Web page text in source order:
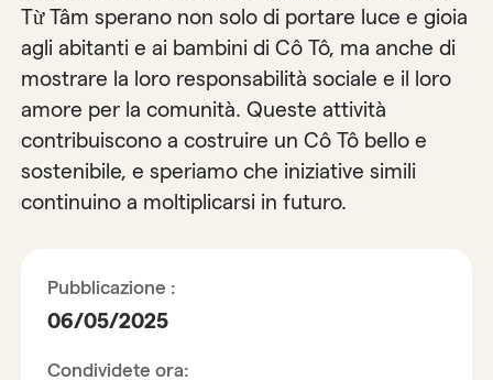
Từ Tâm sperano non solo di portare luce e gioia
agli abitanti e ai bambini di Cô Tô, ma anche di
mostrare la loro responsabilità sociale e il loro
amore per la comunità. Queste attività
contribuiscono a costruire un Cô Tô bello e
sostenibile, e speriamo che iniziative simili
continuino a moltiplicarsi in futuro.
Pubblicazione :
06/05/2025
Condividete ora: